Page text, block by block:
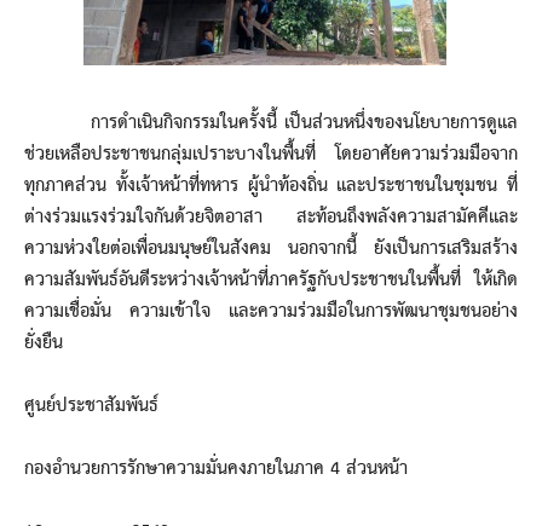
การดำเนินกิจกรรมในครั้งนี้ เป็นส่วนหนึ่งของนโยบายการดูแล
ช่วยเหลือประชาชนกลุ่มเปราะบางในพื้นที่ โดยอาศัยความร่วมมือจาก
ทุกภาคส่วน ทั้งเจ้าหน้าที่ทหาร ผู้นำท้องถิ่น และประชาชนในชุมชน ที่
ต่างร่วมแรงร่วมใจกันด้วยจิตอาสา สะท้อนถึงพลังความสามัคคีและ
ความห่วงใยต่อเพื่อนมนุษย์ในสังคม นอกจากนี้ ยังเป็นการเสริมสร้าง
ความสัมพันธ์อันดีระหว่างเจ้าหน้าที่ภาครัฐกับประชาชนในพื้นที่ ให้เกิด
ความเชื่อมั่น ความเข้าใจ และความร่วมมือในการพัฒนาชุมชนอย่าง
ยั่งยืน
ศูนย์ประชาสัมพันธ์
กองอำนวยการรักษาความมั่นคงภายในภาค 4 ส่วนหน้า